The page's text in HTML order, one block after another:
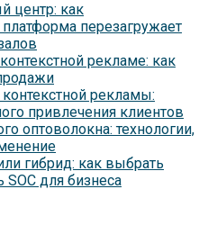
центр: как
перезагружает
рекламе: как
рекламы:
привлечения клиентов
оптоволокна: технологии,
гибрид: как выбрать
для бизнеса